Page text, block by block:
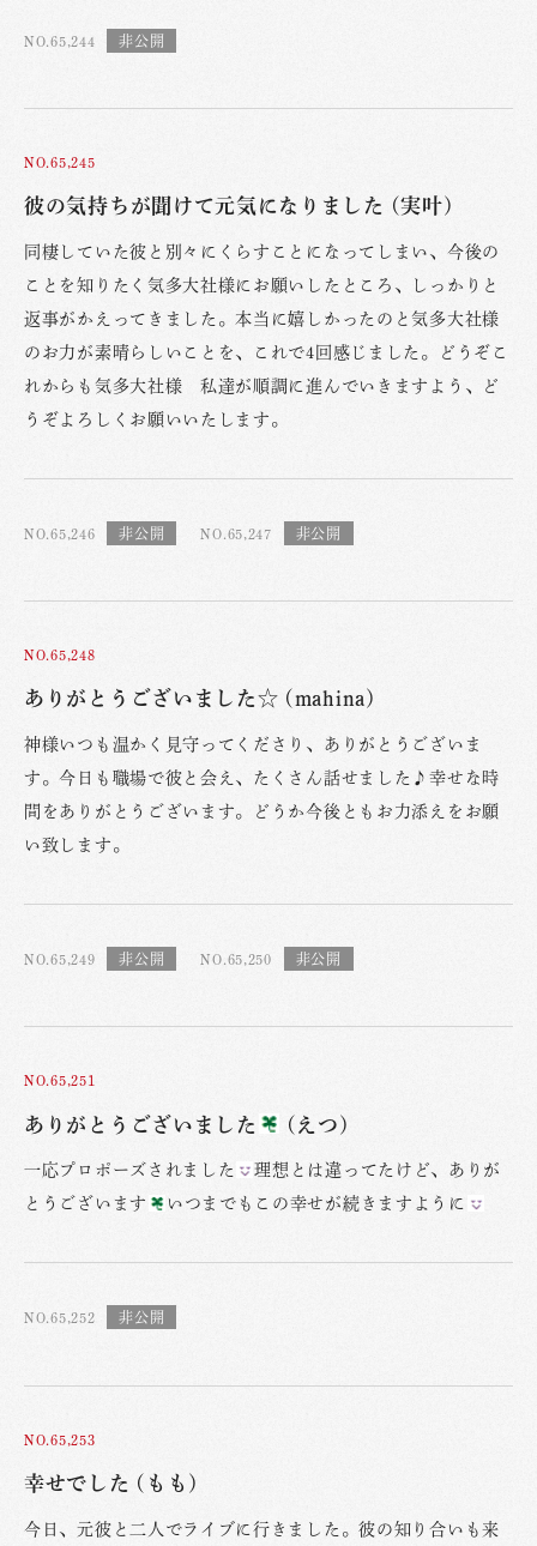
NO.65,244
NO.65,245
彼の気持ちが聞けて元気になりました (実叶)
同棲していた彼と別々にくらすことになってしまい、今後の
ことを知りたく気多大社様にお願いしたところ、しっかりと
返事がかえってきました。本当に嬉しかったのと気多大社様
のお力が素晴らしいことを、これで4回感じました。どうぞこ
れからも気多大社様 私達が順調に進んでいきますよう、ど
うぞよろしくお願いいたします。
NO.65,246 NO.65,247
NO.65,248
ありがとうございました☆ (mahina)
神様いつも温かく見守ってくださり、ありがとうございま
す。今日も職場で彼と会え、たくさん話せました♪幸せな時
間をありがとうございます。どうか今後ともお力添えをお願
い致します。
NO.65,249 NO.65,250
NO.65,251
ありがとうございました (えつ)
一応プロポーズされました
理想とは違ってたけど、ありが
とうございます
いつまでもこの幸せが続きますように
NO.65,252
NO.65,253
幸せでした (もも)
今日、元彼と二人でライブに行きました。彼の知り合いも来